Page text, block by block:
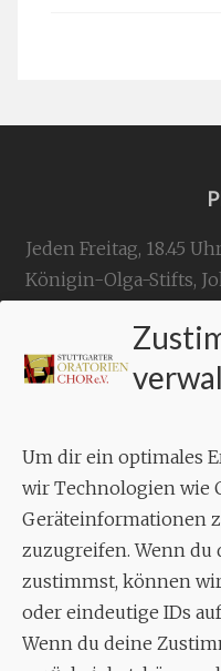
Um dir ein optimales
wir Technologien wie
Geräteinformationen
zuzugreifen. Wenn
zustimmst, können
oder eindeutige IDs
Wenn du deine
Jeden Freitag, 18.45
Königin-Olga-Stifts,